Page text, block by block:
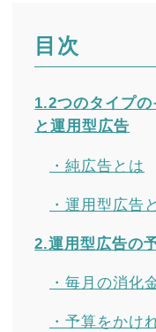
目次
1.2つのタイプ
と運用型広告
・純広告とは
・運用型広告
2.運用型広告の
・毎月の消化
・予算をかけ